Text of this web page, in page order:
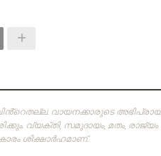
വായനക്കാരുടെ
വ്യക്തി, സമുദായം, മതം,
ശിക്ഷാര്‍ഹമാണ്‌.